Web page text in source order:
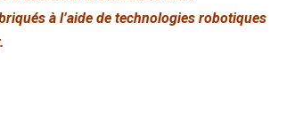
à l’aide de technologies robotiques